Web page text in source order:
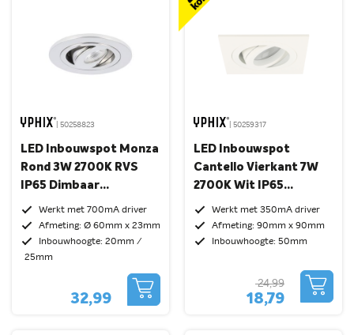
| 50258823
LED Inbouwspot Monza
Rond 3W 2700K RVS
IP65 Dimbaar
Kantelbaar
Werkt met 700mA driver
Afmeting: Ø 60mm x 23mm
Inbouwhoogte: 20mm /
25mm
32,99
| 50259317
LED Inbouwspot
Cantello Vierkant 7W
2700K Wit IP65
Dimbaar Kantelbaar
Werkt met 350mA driver
Afmeting: 90mm x 90mm
Inbouwhoogte: 50mm
18,79
24,99